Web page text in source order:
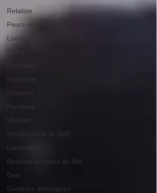
Relation
Peurs inexpliquées
Locomotion
Reins
Fourbure
Fracture
Paralysie
Ulcères
Métabolisme et SME
Lombaires
Relation au mors de filet
Dos
Douleurs articulaires